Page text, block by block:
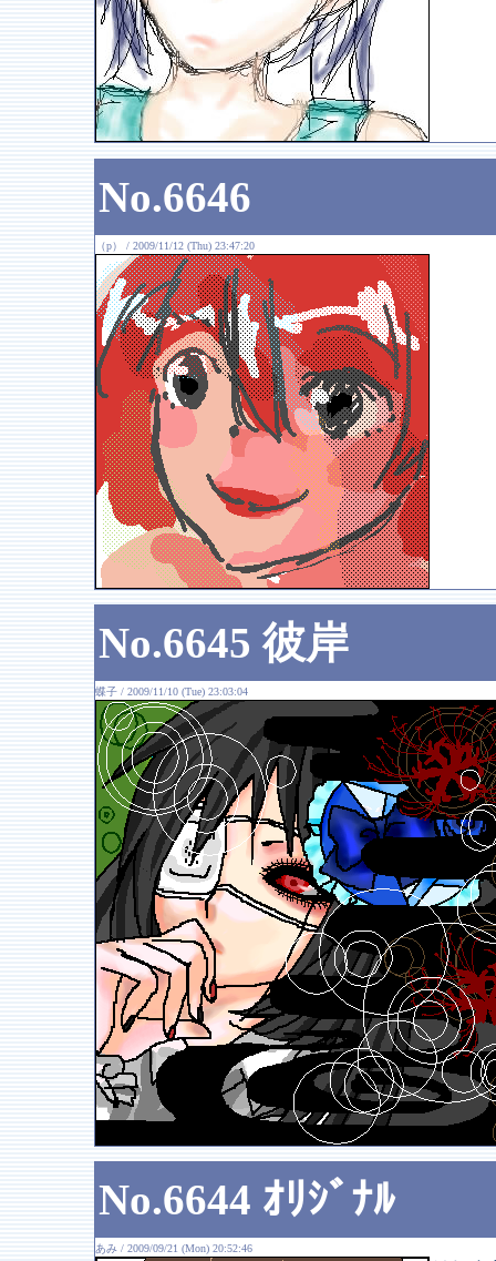
No.6646
（p） / 2009/11/12 (Thu) 23:47:20
No.6645 彼岸
蝶子 / 2009/11/10 (Tue) 23:03:04
No.6644 ｵﾘｼﾞﾅﾙ
あみ / 2009/09/21 (Mon) 20:52:46